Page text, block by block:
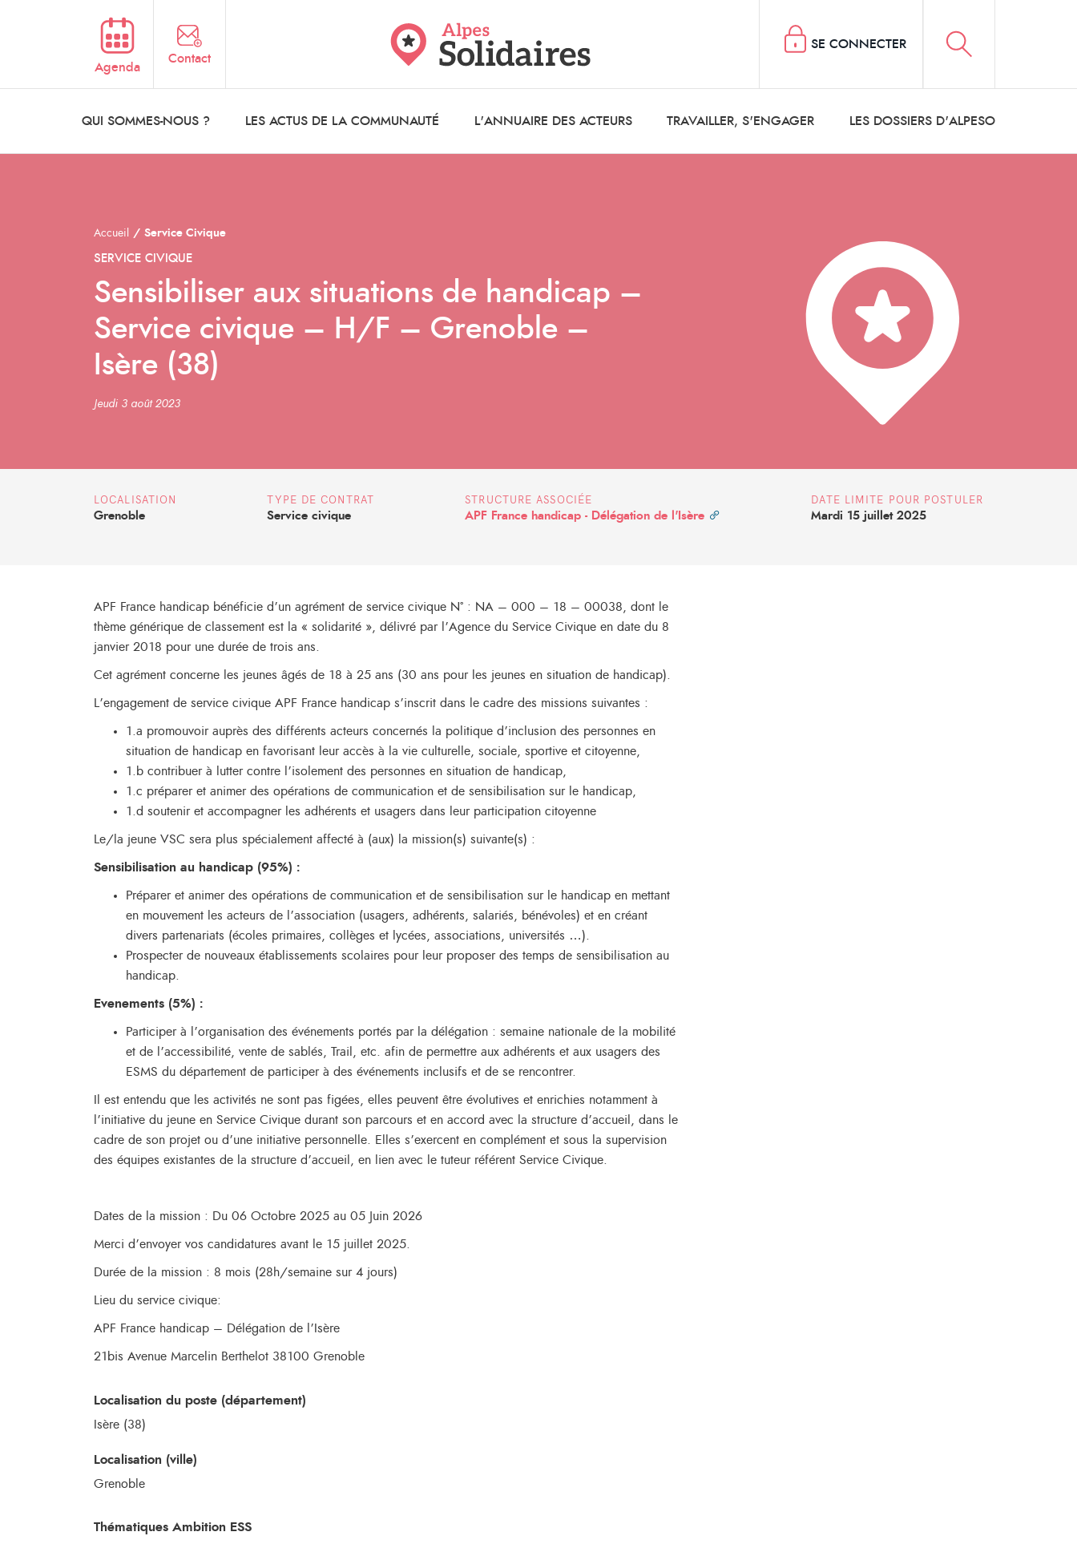
Agenda
Contact
QUI SOMMES-NOUS ? LES ACTUS DE LA COMMUNAUTÉ L'ANNUAIRE DES ACTEURS TRAVAILLER, S'ENGAGER LES DOSSIERS D'ALPESO
SE CONNECTER
Accueil Service Civique
SERVICE CIVIQUE
Sensibiliser aux situations de handicap –
Service civique – H/F – Grenoble –
Isère (38)
Jeudi 3 août 2023
LOCALISATION
Grenoble
TYPE DE CONTRAT
Service civique
STRUCTURE ASSOCIÉE
APF France handicap - Délégation de l'Isère
DATE LIMITE POUR POSTULER
Mardi 15 juillet 2025
APF France handicap bénéficie d’un agrément de service civique N° : NA – 000 – 18 – 00038, dont le
thème générique de classement est la « solidarité », délivré par l’Agence du Service Civique en date du 8
janvier 2018 pour une durée de trois ans.
Cet agrément concerne les jeunes âgés de 18 à 25 ans (30 ans pour les jeunes en situation de handicap).
L’engagement de service civique APF France handicap s’inscrit dans le cadre des missions suivantes :
1.a promouvoir auprès des différents acteurs concernés la politique d’inclusion des personnes en
situation de handicap en favorisant leur accès à la vie culturelle, sociale, sportive et citoyenne,
1.b contribuer à lutter contre l’isolement des personnes en situation de handicap,
1.c préparer et animer des opérations de communication et de sensibilisation sur le handicap,
1.d soutenir et accompagner les adhérents et usagers dans leur participation citoyenne
Le/la jeune VSC sera plus spécialement affecté à (aux) la mission(s) suivante(s) :
Sensibilisation au handicap (95%) :
Préparer et animer des opérations de communication et de sensibilisation sur le handicap en mettant
en mouvement les acteurs de l’association (usagers, adhérents, salariés, bénévoles) et en créant
divers partenariats (écoles primaires, collèges et lycées, associations, universités …).
Prospecter de nouveaux établissements scolaires pour leur proposer des temps de sensibilisation au
handicap.
Evenements (5%) :
Participer à l’organisation des événements portés par la délégation : semaine nationale de la mobilité
et de l’accessibilité, vente de sablés, Trail, etc. afin de permettre aux adhérents et aux usagers des
ESMS du département de participer à des événements inclusifs et de se rencontrer.
Il est entendu que les activités ne sont pas figées, elles peuvent être évolutives et enrichies notamment à
l’initiative du jeune en Service Civique durant son parcours et en accord avec la structure d’accueil, dans le
cadre de son projet ou d’une initiative personnelle. Elles s’exercent en complément et sous la supervision
des équipes existantes de la structure d’accueil, en lien avec le tuteur référent Service Civique.
Dates de la mission : Du 06 Octobre 2025 au 05 Juin 2026
Merci d’envoyer vos candidatures avant le 15 juillet 2025.
Durée de la mission : 8 mois (28h/semaine sur 4 jours)
Lieu du service civique:
APF France handicap – Délégation de l’Isère
21bis Avenue Marcelin Berthelot 38100 Grenoble
Localisation du poste (département)
Isère (38)
Localisation (ville)
Grenoble
Thématiques Ambition ESS